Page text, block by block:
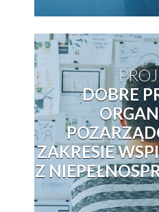
DOBRE
ZAKRESIE
Z